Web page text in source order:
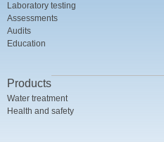
Laboratory testing
Assessments
Audits
Education
Products
Water treatment
Health and safety